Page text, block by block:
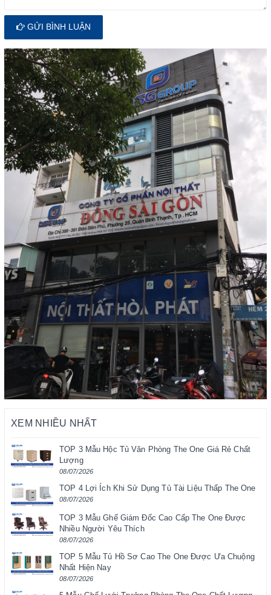
GỬI BÌNH LUẬN
XEM NHIỀU NHẤT
TOP 3 Mẫu Hộc Tủ Văn Phòng The One Giá Rẻ Chất
Lượng
08/07/2026
TOP 4 Lợi Ích Khi Sử Dụng Tủ Tài Liệu Thấp The One
08/07/2026
TOP 3 Mẫu Ghế Giám Đốc Cao Cấp The One Được
Nhiều Người Yêu Thích
08/07/2026
TOP 5 Mẫu Tủ Hồ Sơ Cao The One Được Ưa Chuộng
Nhất Hiện Nay
08/07/2026